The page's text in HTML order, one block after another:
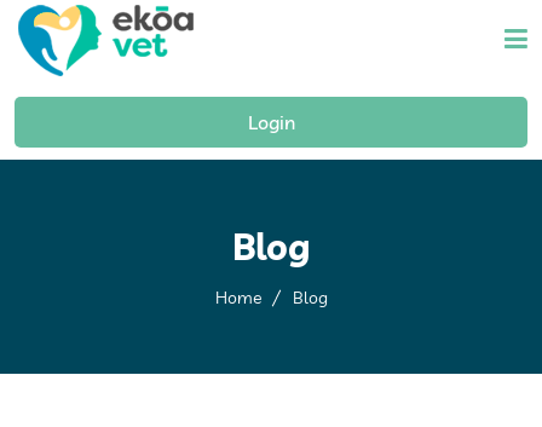
Mapa Da Saúde Mental
Login
Blog
Home Blog